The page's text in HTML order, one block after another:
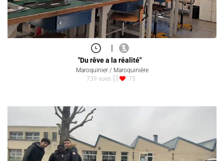
|
"Du rêve a la réalité"
Maroquinier / Maroquinière
739 vues
75